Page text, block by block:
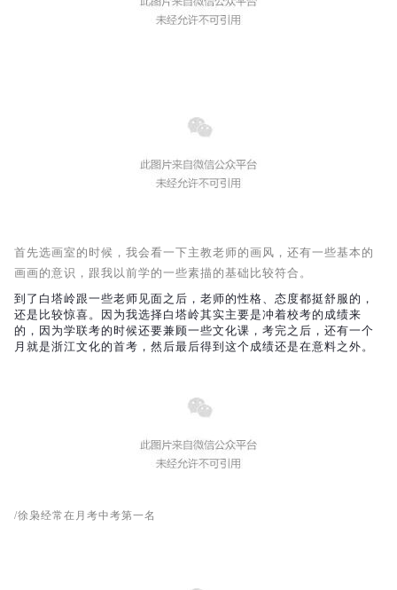
首先选画室的时候，我会看一下主教老师的画风，还有一些基本的
画画的意识，跟我以前学的一些素描的基础比较符合。
到了白塔岭跟一些老师见面之后，老师的性格、态度都挺舒服的，
还是比较惊喜。因为我选择白塔岭其实主要是冲着校考的成绩来
的，因为学联考的时候还要兼顾一些文化课， 考完之后，还有一个
月就是浙江文化的首考，然后最后得到这个成绩还是在意料之外。
/徐枭经常在月考中考第一名